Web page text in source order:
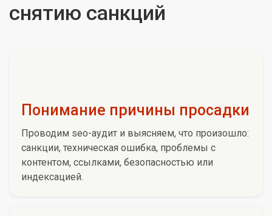
снятию санкций
Понимание причины просадки
Проводим seo-аудит и выясняем, что произошло:
санкции, техническая ошибка, проблемы с
контентом, ссылками, безопасностью или
индексацией.